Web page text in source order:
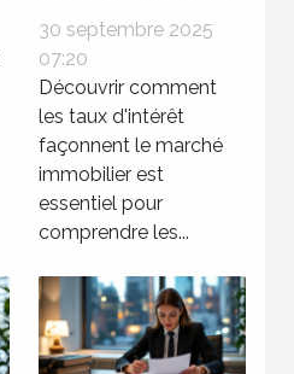
influencent le
marché
immobilier ?
30 septembre 2025
07:20
Découvrir comment
les taux d'intérêt
façonnent le marché
immobilier est
essentiel pour
comprendre les...